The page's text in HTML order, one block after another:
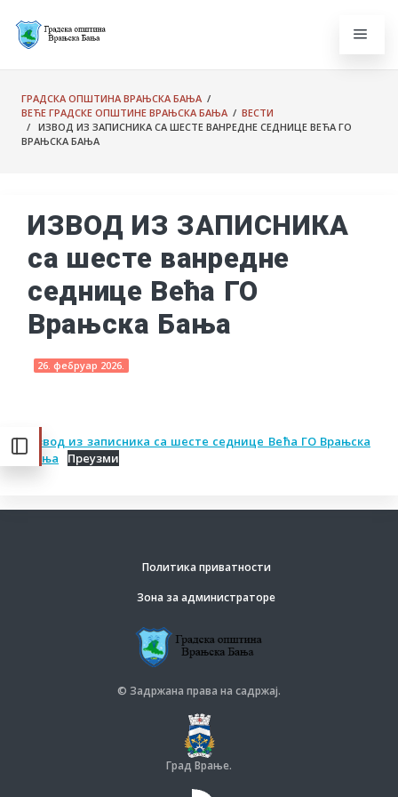
ГРАДСКА ОПШТИНА ВРАЊСКА БАЊА /
ВЕЋЕ ГРАДСКЕ ОПШТИНЕ ВРАЊСКА БАЊА / ВЕСТИ
/ ИЗВОД ИЗ ЗАПИСНИКА СА ШЕСТЕ ВАНРЕДНЕ СЕДНИЦЕ ВЕЋА ГО
ВРАЊСКА БАЊА
ИЗВОД ИЗ ЗАПИСНИКА
са шесте ванредне
седнице Већа ГО
Врањска Бања
26. фебруар 2026.
Извод из записника са шесте седнице Већа ГО Врањска
Бања
Преузми
Политика приватности
Зона за администраторе
© Задржана права на садржај.
Град Врање.